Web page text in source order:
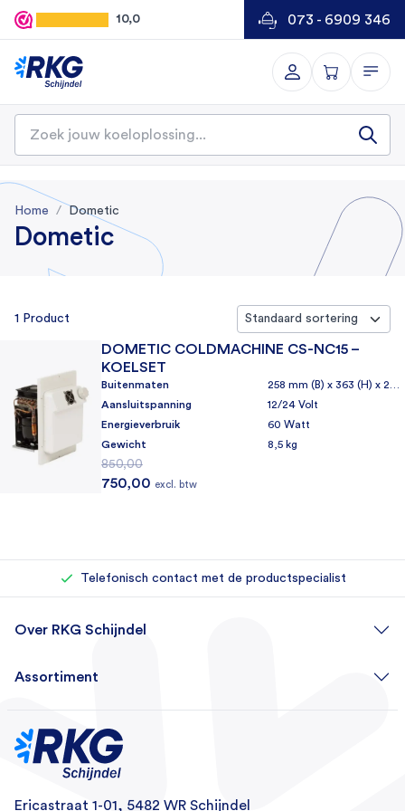
10,0 073 - 6909 346
Home Dometic
Dometic
1 Product
DOMETIC COLDMACHINE CS-NC15 –
KOELSET
Buitenmaten
Aansluitspanning
12/24 Volt
Energieverbruik
60 Watt
Gewicht
8,5 kg
850,00
Oorspronkelijke prijs was: 850,00.
750,00 excl. btw
Eigen reparatieafdeling (500+ reparaties per jaar)
Telefonisch contact met de productspecialist
Ericastraat 1-01, 5482 WR Schijndel
Over RKG Schijndel
Assortiment